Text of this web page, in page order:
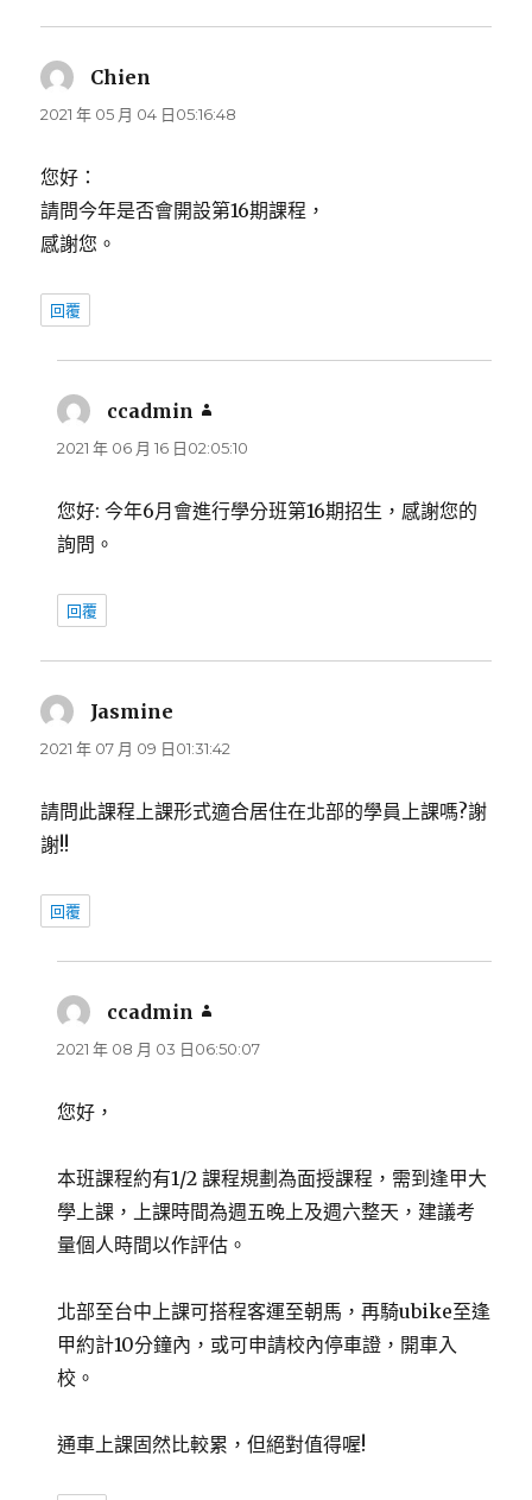
Chien
示:
2021 年 05 月 04 日05:16:48
您好：
請問今年是否會開設第16期課程，
感謝您。
回覆
ccadmin
示:
2021 年 06 月 16 日02:05:10
您好: 今年6月會進行學分班第16期招生，感謝您的
詢問。
回覆
Jasmine
示:
2021 年 07 月 09 日01:31:42
請問此課程上課形式適合居住在北部的學員上課嗎?謝
謝!!
回覆
ccadmin
示:
2021 年 08 月 03 日06:50:07
您好，
本班課程約有1/2 課程規劃為面授課程，需到逢甲大
學上課，上課時間為週五晚上及週六整天，建議考
量個人時間以作評估。
北部至台中上課可搭程客運至朝馬，再騎ubike至逢
甲約計10分鐘內，或可申請校內停車證，開車入
校。
通車上課固然比較累，但絕對值得喔!